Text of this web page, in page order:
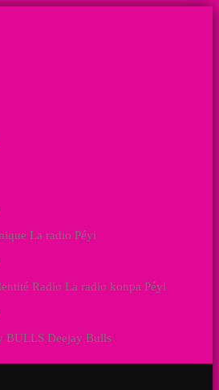
La radio Péyi
Radio La radio konpa Péyi
BULLS Deejay Bulls